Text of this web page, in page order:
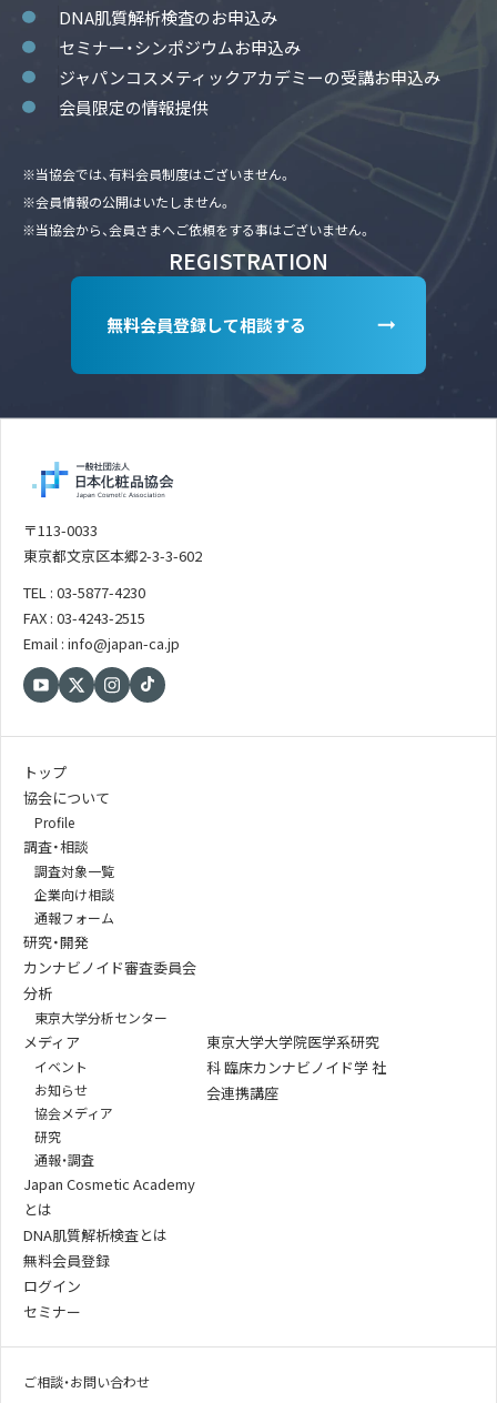
DNA肌質解析検査のお申込み
セミナー・シンポジウムお申込み
ジャパンコスメティックアカデミーの受講お申込み
会員限定の情報提供
※当協会では、有料会員制度はございません。
※会員情報の公開はいたしません。
※当協会から、会員さまへご依頼をする事はございません。
REGISTRATION
無料会員登録して相談する
〒113-0033
東京都文京区本郷2-3-3-602
TEL : 03-5877-4230
FAX : 03-4243-2515
Email : info@japan-ca.jp
トップ
協会について
Profile
調査・相談
調査対象一覧
企業向け相談
通報フォーム
研究・開発
カンナビノイド審査委員会
分析
東京大学分析センター
メディア
イベント
お知らせ
協会メディア
研究
通報・調査
Japan Cosmetic Academy
とは
DNA肌質解析検査とは
無料会員登録
ログイン
セミナー
東京大学大学院医学系研究
科 臨床カンナビノイド学 社
会連携講座
ご相談・お問い合わせ